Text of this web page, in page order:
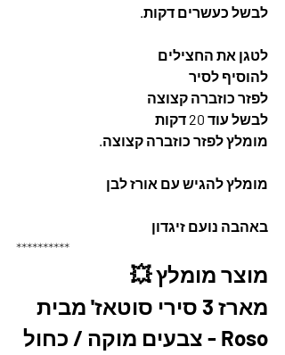
לבשל כעשרים דקות.
לטגן את החצילים
להוסיף לסיר
לפזר כוזברה קצוצה
לבשל עוד 20 דקות
מומלץ לפזר כוזברה קצוצה.
מומלץ להגיש עם אורז לבן
באהבה נועם זיגדון
**********
מוצר מומלץ 💥
מארז 3 סירי סוטאז' מבית
Roso - צבעים מוקה / כחול